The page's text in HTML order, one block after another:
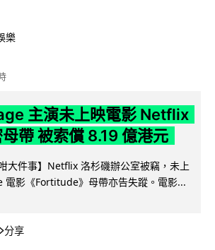
樂
主演未上映電影 Netflix
帶 被索償 8.19 億港元
大件事】Netflix 洛杉磯辦公室被竊，未上
電影《Fortitude》母帶亦告失蹤。電影...
分享